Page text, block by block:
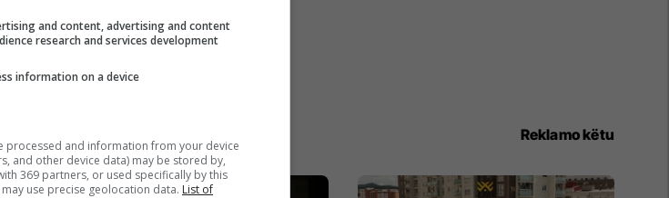
Reklamo këtu
and content, advertising and content
research and services development
information on a device
processed and information from your device
and other device data) may be stored by,
369 partners, or used specifically by this
use precise geolocation data. List of